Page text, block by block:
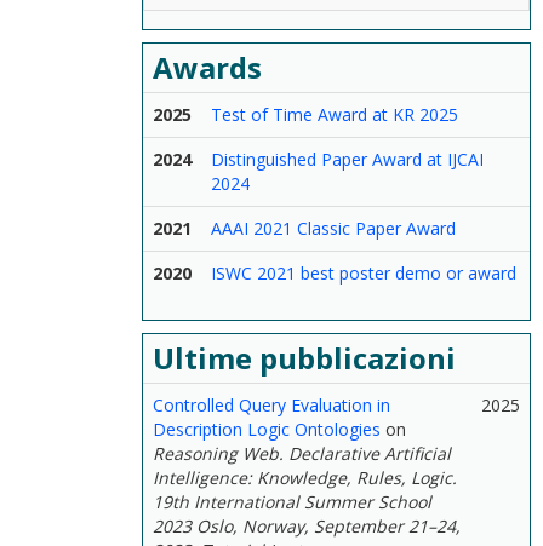
Awards
2025
Test of Time Award at KR 2025
2024
Distinguished Paper Award at IJCAI
2024
2021
AAAI 2021 Classic Paper Award
2020
ISWC 2021 best poster demo or award
Ultime pubblicazioni
Controlled Query Evaluation in
Description Logic Ontologies on
Reasoning Web. Declarative Artificial
Intelligence: Knowledge, Rules, Logic.
19th International Summer School
2023 Oslo, Norway, September 21–24,
2025